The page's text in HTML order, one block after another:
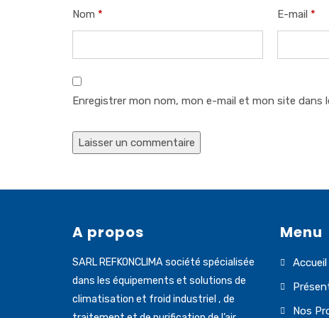
Nom * E-mail *
Enregistrer mon nom, mon e-mail et mon site dans
A propos
SARL REFKONCLIMA société spécialisée
dans les équipements et solutions de
climatisation et froid industriel , de
Menu
Accueil
Nos